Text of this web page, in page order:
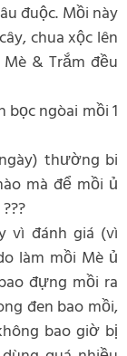
đuộc. Mồi này
chua xộc lên
& Trắm đều
ngòai mồi 1
thường bi
mà để mồi ủ
vì đánh giá (vì
làm mồi Mè ủ
đựng mồi ra
đen bao mồi,
bao giờ bị